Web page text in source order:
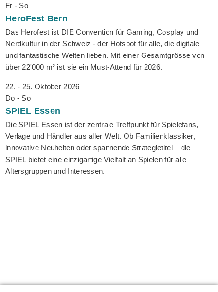
Fr - So
HeroFest Bern
Das Herofest ist DIE Convention für Gaming, Cosplay und
Nerdkultur in der Schweiz - der Hotspot für alle, die digitale
und fantastische Welten lieben. Mit einer Gesamtgrösse von
über 22'000 m² ist sie ein Must-Attend für 2026.
22. - 25. Oktober 2026
Do - So
SPIEL Essen
Die SPIEL Essen ist der zentrale Treffpunkt für Spielefans,
Verlage und Händler aus aller Welt. Ob Familienklassiker,
innovative Neuheiten oder spannende Strategietitel – die
SPIEL bietet eine einzigartige Vielfalt an Spielen für alle
Altersgruppen und Interessen.